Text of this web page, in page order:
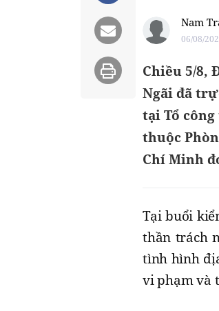
Nam
06/08/
Chiều 5/8,
Ngãi đã
tại Tổ
thuộc
Chí Minh
Tại buổi
thần trách
tình hình
vi phạm và